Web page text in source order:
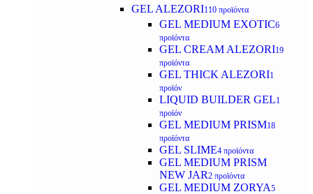
GEL ALEZORI110 προϊόντα
GEL MEDIUM EXOTIC6
προϊόντα
GEL CREAM ALEZORI19
προϊόντα
GEL THICK ALEZORI1
προϊόν
LIQUID BUILDER GEL1
προϊόν
GEL MEDIUM PRISM18
προϊόντα
GEL SLIME4 προϊόντα
GEL MEDIUM PRISM
NEW JAR2 προϊόντα
GEL MEDIUM ZORYA5